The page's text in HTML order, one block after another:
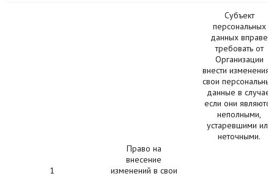
1
Право на
внесение
изменений в свои
Субъект
персональных
данных вправе
требовать от
Организации
внести изменения
свои
данные в случае,
если они являются
неполными,
устаревшими или
неточными.